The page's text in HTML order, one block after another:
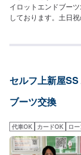
イロットエンドブー
しております。土日
セルフ上新屋
ブーツ交換
代車OK カードOK ロ